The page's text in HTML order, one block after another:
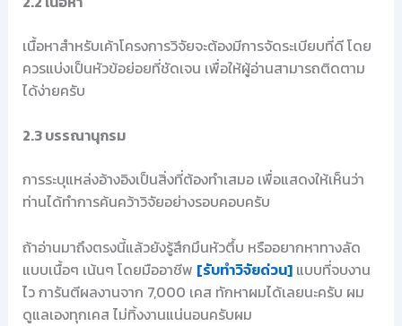
เนื้อหาสำหรับเค้าโครงการวิจัยจะต้องมีการจัดระเบียบที่ดี โดย
ควรแบ่งเป็นหัวข้อย่อยที่ชัดเจน เพื่อให้ผู้อ่านสามารถติดตาม
ได้ง่ายครับ
2.3 บรรณานุกรม
การระบุแหล่งอ้างอิงเป็นสิ่งที่ต้องทำเสมอ เพื่อแสดงให้เห็นว่า
ท่านได้ทำการค้นคว้าวิจัยอย่างรอบคอบครับ
ถ้าอ่านมาถึงตรงนี้แล้วยังรู้สึกมึนหัวตึ้บ หรืออยากหาทางลัด
แบบเนื้อๆ เน้นๆ โดยมืออาชีพ [รับทำวิจัยด่วน]แบบที่จบงาน
ไว การันตีผลงานจาก 7,000 เคส ทักหาผมได้เลยนะครับ ผม
ดูแลเองทุกเคส ไม่ทิ้งงานแน่นอนครับผม